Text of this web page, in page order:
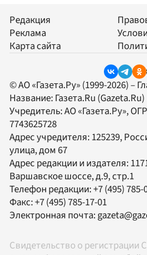
Редакция
Реклама
Карта сайта
© АО «Газета.Ру» (1999-2026) –
Название: Газета.Ru (Gazeta.Ru)
Учредитель:АО «Газета.Ру»,
7743625728
Адрес учредителя: 125239,
улица, дом 67
Адрес редакции и издателя:
Варшавское шоссе, д.9, стр.1
Телефон редакции:+7 (495) 785-
Факс:+7 (495) 785-17-01
Электронная почта:
Свидетельство о